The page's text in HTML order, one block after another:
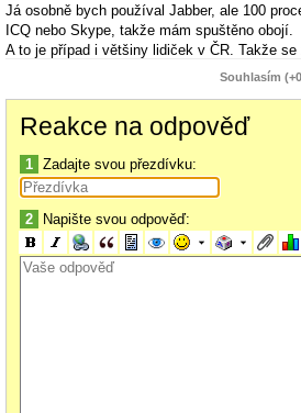
Já osobně bych používal Jabber, ale 100
ICQ nebo Skype, takže mám spuštěno obojí.
A to je případ i většiny lidiček v ČR. Takže
Souhlasím
Reakce na odpověď
1 Zadajte svou přezdívku:
2 Napište svou odpověď: